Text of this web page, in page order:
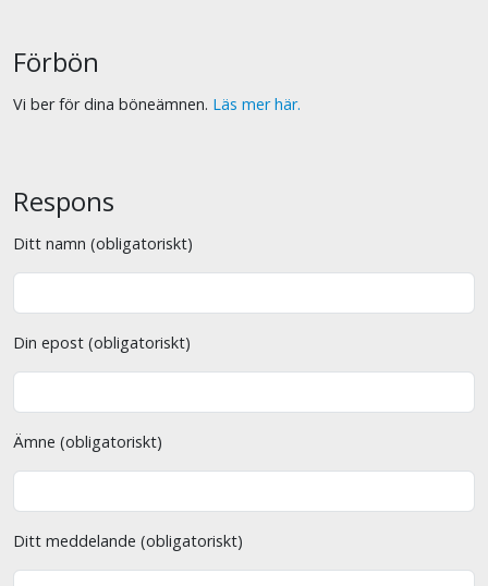
Förbön
Vi ber för dina böneämnen. Läs mer här.
Respons
Ditt namn (obligatoriskt)
Din epost (obligatoriskt)
Ämne (obligatoriskt)
Ditt meddelande (obligatoriskt)